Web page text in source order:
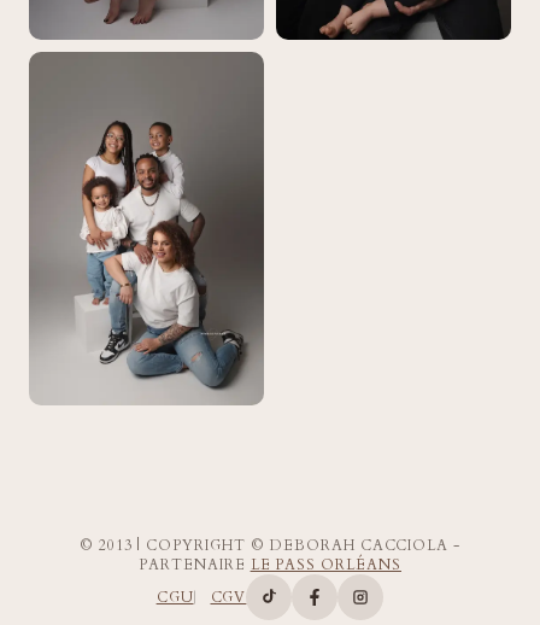
© 2013 | COPYRIGHT © DEBORAH CACCIOLA -
PARTENAIRE LE PASS ORLÉANS
CGU
CGV Compte TikTok de Deborah
Page Facebook de
Compte Instagram